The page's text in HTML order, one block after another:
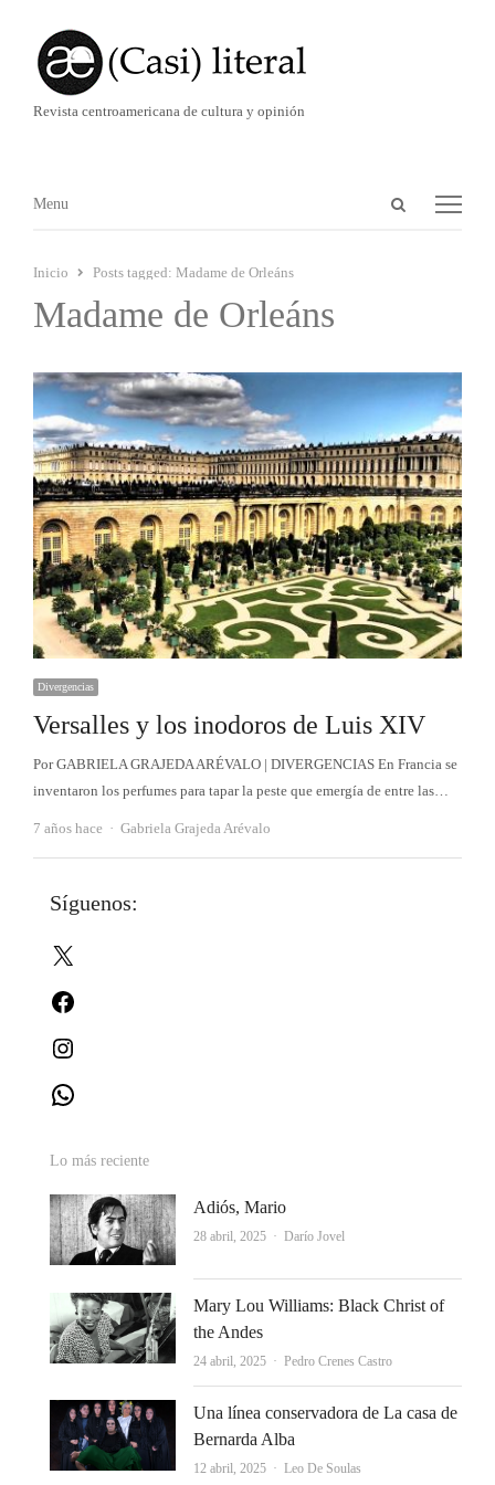
Revista centroamericana de cultura y opinión
Abrir
Menú
Menu
Inicio Posts tagged: Madame de Orleáns
Madame de Orleáns
Divergencias
Versalles y los inodoros de Luis XIV
Por GABRIELA GRAJEDA ARÉVALO | DIVERGENCIAS En Francia se
inventaron los perfumes para tapar la peste que emergía de entre las…
7 años hace Autor
Gabriela Grajeda Arévalo
Síguenos:
Lo más reciente
Adiós, Mario
28 abril, 2025 Autor
Darío Jovel
Mary Lou Williams: Black Christ of
the Andes
24 abril, 2025 Autor
Pedro Crenes Castro
Una línea conservadora de La casa de
Bernarda Alba
12 abril, 2025 Autor
Leo De Soulas